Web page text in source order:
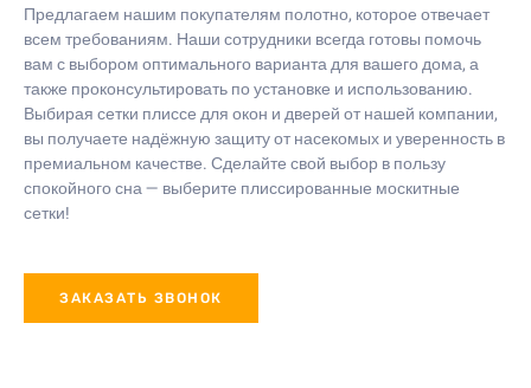
Предлагаем нашим покупателям полотно, которое отвечает
всем требованиям. Наши сотрудники всегда готовы помочь
вам с выбором оптимального варианта для вашего дома, а
также проконсультировать по установке и использованию.
Выбирая сетки плиссе для окон и дверей от нашей компании,
вы получаете надёжную защиту от насекомых и уверенность в
премиальном качестве. Сделайте свой выбор в пользу
спокойного сна — выберите плиссированные москитные
сетки!
ЗАКАЗАТЬ ЗВОНОК